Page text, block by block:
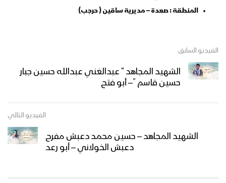
المنطقة : صعدة – مديرية ساقين ( حرجب)
الفيديو السابق
الشهيد المجاهد “ عبدالغني عبدالله حسين جبار
حسين قاسم ”– أبو فتح
الفيديو التالي
الشهيد المجاهد – حسين محمد دعبش مفرح
دعبش الخولاني – أبو رعد